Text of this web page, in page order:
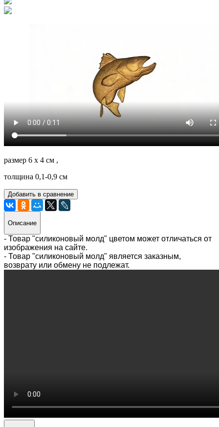
размер 6 х 4 см ,
толщина 0,1-0,9 см
Добавить в сравнение
Описание
- Товар "силиконовый молд" цветом может отличаться от
изображения на сайте.
- Товар "силиконовый молд" является заказным,
возврату или обмену не подлежат.